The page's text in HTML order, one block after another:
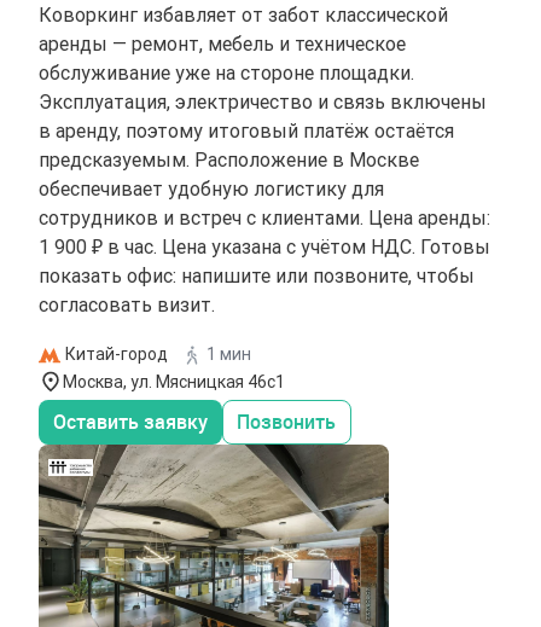
Коворкинг избавляет от забот классической
аренды — ремонт, мебель и техническое
обслуживание уже на стороне площадки.
Эксплуатация, электричество и связь включены
в аренду, поэтому итоговый платёж остаётся
предсказуемым. Расположение в Москве
обеспечивает удобную логистику для
сотрудников и встреч с клиентами. Цена аренды:
1 900 ₽ в час. Цена указана с учётом НДС. Готовы
показать офис: напишите или позвоните, чтобы
согласовать визит.
Китай-город
1 мин
Москва, ул. Мясницкая 46с1
Оставить заявку Позвонить